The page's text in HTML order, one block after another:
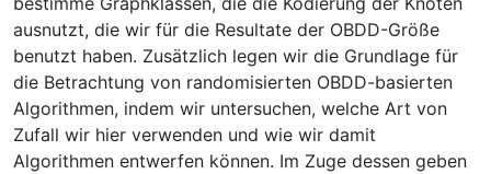
ausnutzt, die wir für die Resultate der OBDD-Größe
benutzt haben. Zusätzlich legen wir die Grundlage für
die Betrachtung von randomisierten OBDD-basierten
Algorithmen, indem wir untersuchen, welche Art von
Zufall wir hier verwenden und wie wir damit
Algorithmen entwerfen können. Im Zuge dessen geben